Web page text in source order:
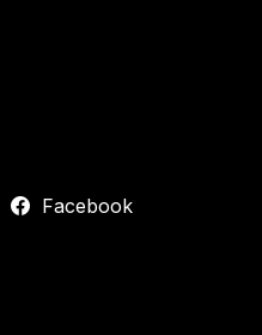
Facebook